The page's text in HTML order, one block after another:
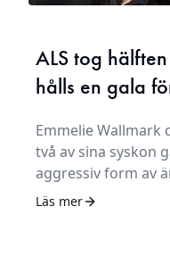
ALS tog
hålls en gala
Emmelie Wallmark
två av sina syskon
aggressiv form av
syskonskaran. Lisa
Läs mer